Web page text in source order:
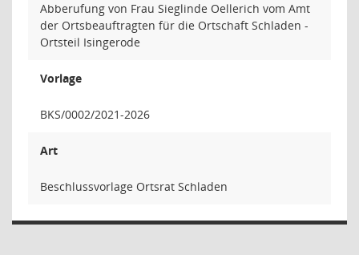
Abberufung von Frau Sieglinde Oellerich vom Amt
der Ortsbeauftragten für die Ortschaft Schladen -
Ortsteil Isingerode
Vorlage
BKS/0002/2021-2026
Art
Beschlussvorlage Ortsrat Schladen